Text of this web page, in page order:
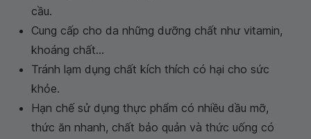
cầu.
Cung cấp cho da những dưỡng chất như vitamin,
khoáng chất...
Tránh lạm dụng chất kích thích có hại cho sức
khỏe.
Hạn chế sử dụng thực phẩm có nhiều dầu mỡ,
thức ăn nhanh, chất bảo quản và thức uống có